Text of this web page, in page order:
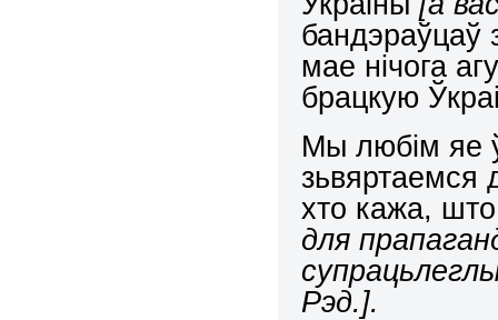
бандэраўцаў
мае нічога
брацкую
Мы любім яе
зьвяртаемся
хто кажа,
для
Рэд.].